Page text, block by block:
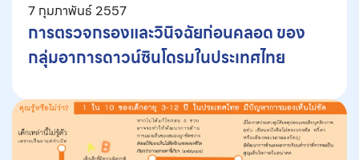
7 กุมภาพันธ์ 2557
การตรวจกรองและวินิจฉัยก่อนคลอด ของ
กลุ่มอาการดาวน์ซินโดรมในประเทศไทย